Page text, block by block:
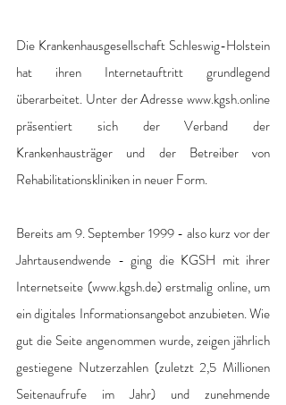
Die Krankenhausgesellschaft Schleswig-Holstein
hat ihren Internetauftritt grundlegend
überarbeitet. Unter der Adresse www.kgsh.online
präsentiert sich der Verband der
Krankenhausträger und der Betreiber von
Rehabilitationskliniken in neuer Form.
Bereits am 9. September 1999 - also kurz vor der
Jahrtausendwende - ging die KGSH mit ihrer
Internetseite (www.kgsh.de) erstmalig online, um
ein digitales Informationsangebot anzubieten. Wie
gut die Seite angenommen wurde, zeigen jährlich
gestiegene Nutzerzahlen (zuletzt 2,5 Millionen
Seitenaufrufe im Jahr) und zunehmende